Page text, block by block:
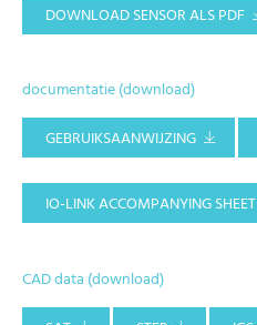
DOWNLOAD SENSOR ALS PDF
documentatie (download)
GEBRUIKSAANWIJZING
IO-LINK ACCOMPANYING SHEET
CAD data (download)